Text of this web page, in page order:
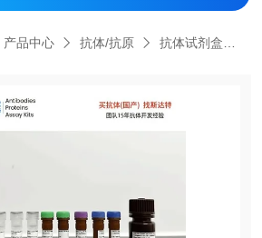
产品中心 抗体/抗原 抗体试剂盒